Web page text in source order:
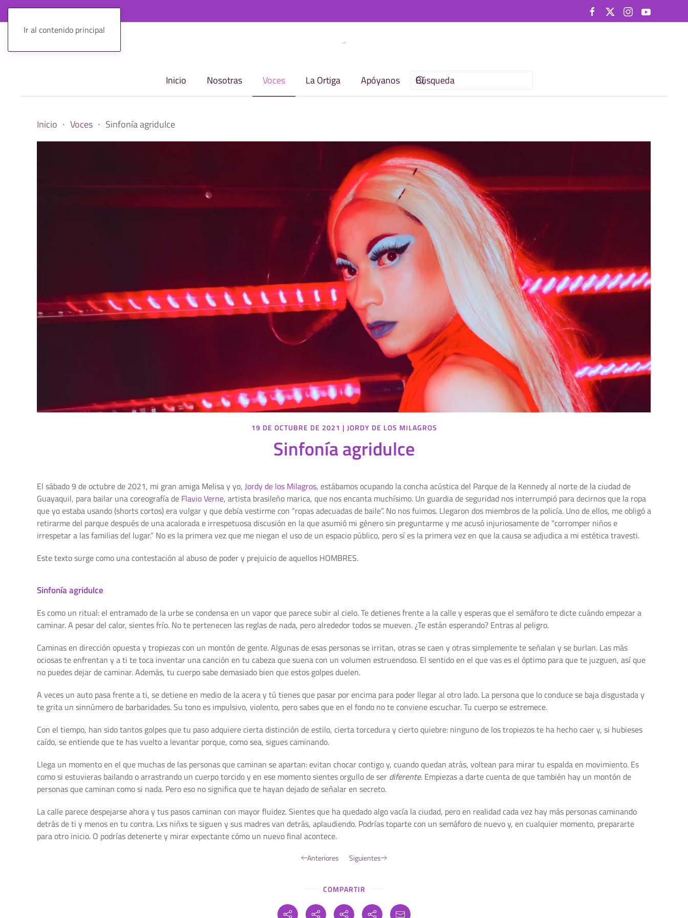
Ir al contenido principal
Inicio Nosotras Voces La Ortiga Apóyanos
Inicio Voces Sinfonía agridulce
19 DE OCTUBRE DE 2021 | JORDY DE LOS MILAGROS
Sinfonía agridulce
El sábado 9 de octubre de 2021, mi gran amiga Melisa y yo, Jordy de los Milagros, estábamos ocupando la concha acústica del Parque de la Kennedy al norte de la ciudad de
Guayaquil, para bailar una coreografía de Flavio Verne, artista brasileño marica, que nos encanta muchísimo. Un guardia de seguridad nos interrumpió para decirnos que la ropa
que yo estaba usando (shorts cortos) era vulgar y que debía vestirme con “ropas adecuadas de baile”. No nos fuimos. Llegaron dos miembros de la policía. Uno de ellos, me obligó a
retirarme del parque después de una acalorada e irrespetuosa discusión en la que asumió mi género sin preguntarme y me acusó injuriosamente de “corromper niños e
irrespetar a las familias del lugar.” No es la primera vez que me niegan el uso de un espacio público, pero sí es la primera vez en que la causa se adjudica a mi estética travesti.
Este texto surge como una contestación al abuso de poder y prejuicio de aquellos HOMBRES.
Sinfonía agridulce
Es como un ritual: el entramado de la urbe se condensa en un vapor que parece subir al cielo. Te detienes frente a la calle y esperas que el semáforo te dicte cuándo empezar a
caminar. A pesar del calor, sientes frío. No te pertenecen las reglas de nada, pero alrededor todos se mueven. ¿Te están esperando? Entras al peligro.
Caminas en dirección opuesta y tropiezas con un montón de gente. Algunas de esas personas se irritan, otras se caen y otras simplemente te señalan y se burlan. Las más
ociosas te enfrentan y a ti te toca inventar una canción en tu cabeza que suena con un volumen estruendoso. El sentido en el que vas es el óptimo para que te juzguen, así que
no puedes dejar de caminar. Además, tu cuerpo sabe demasiado bien que estos golpes duelen.
A veces un auto pasa frente a ti, se detiene en medio de la acera y tú tienes que pasar por encima para poder llegar al otro lado. La persona que lo conduce se baja disgustada y
te grita un sinnúmero de barbaridades. Su tono es impulsivo, violento, pero sabes que en el fondo no te conviene escuchar. Tu cuerpo se estremece.
Con el tiempo, han sido tantos golpes que tu paso adquiere cierta distinción de estilo, cierta torcedura y cierto quiebre: ninguno de los tropiezos te ha hecho caer y, si hubieses
caído, se entiende que te has vuelto a levantar porque, como sea, sigues caminando.
Llega un momento en el que muchas de las personas que caminan se apartan: evitan chocar contigo y, cuando quedan atrás, voltean para mirar tu espalda en movimiento. Es
como si estuvieras bailando o arrastrando un cuerpo torcido y en ese momento sientes orgullo de ser diferente. Empiezas a darte cuenta de que también hay un montón de
personas que caminan como si nada. Pero eso no significa que te hayan dejado de señalar en secreto.
La calle parece despejarse ahora y tus pasos caminan con mayor fluidez. Sientes que ha quedado algo vacía la ciudad, pero en realidad cada vez hay más personas caminando
detrás de ti y menos en tu contra. Lxs niñxs te siguen y sus madres van detrás, aplaudiendo. Podrías toparte con un semáforo de nuevo y, en cualquier momento, prepararte
para otro inicio. O podrías detenerte y mirar expectante cómo un nuevo final acontece.
Anteriores Siguientes
COMPARTIR